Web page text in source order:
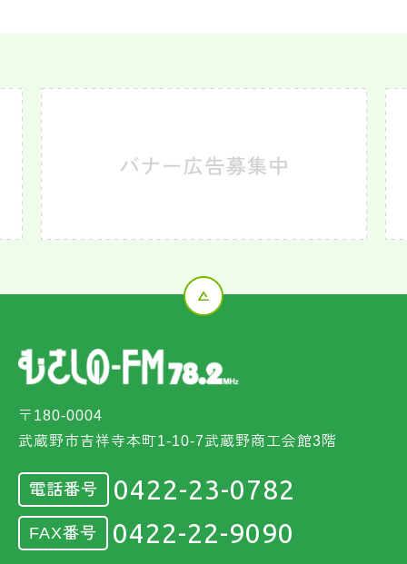
〒180-0004
武蔵野市吉祥寺本町1-10-7武蔵野商工会館3階
電話番号 0422-23-0782
FAX番号 0422-22-9090